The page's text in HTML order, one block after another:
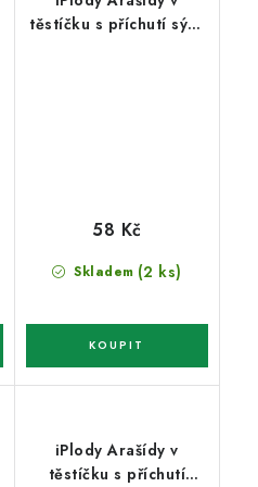
těstíčku s příchutí sýra
Skladem (2 ks)
58 Kč
iPlody Arašídy v
těstíčku s příchutí